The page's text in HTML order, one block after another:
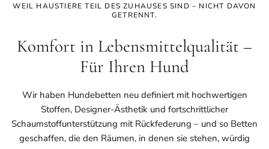
WEIL HAUSTIERE TEIL DES ZUHAUSES SIND – NICHT DAVON
GETRENNT.
Komfort in Lebensmittelqualität –
Für Ihren Hund
Wir haben Hundebetten neu definiert mit hochwertigen
Stoffen, Designer-Ästhetik und fortschrittlicher
Schaumstoffunterstützung mit Rückfederung – und so Betten
geschaffen, die den Räumen, in denen sie stehen, würdig